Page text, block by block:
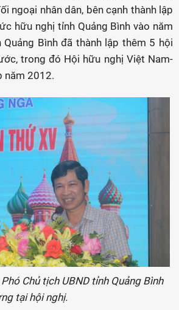
ngoại nhân dân, bên cạnh thành lập
hữu nghị tỉnh Quảng Bình vào năm
Quảng Bình đã thành lập thêm 5 hội
trong đó Hội hữu nghị Việt Nam-
năm 2012.
Chủ tịch UBND tỉnh Quảng Bình
tại hội nghị.